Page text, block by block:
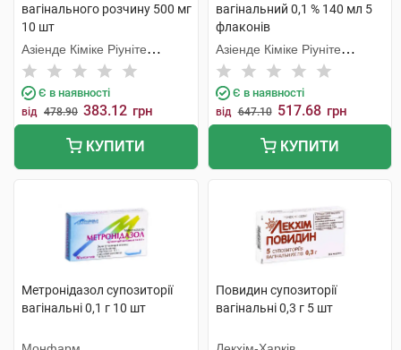
вагінального розчину 500 мг
10 шт
Азіенде Кіміке Ріуніте
Анжеліні Франческо
Є в наявності
від 478.90 383.12 грн
КУПИТИ
вагінальний 0,1 % 140 мл 5
флаконів
Азіенде Кіміке Ріуніте
Анжеліні Франческо
Є в наявності
від 647.10 517.68 грн
КУПИТИ
Метронідазол супозиторії
вагінальні 0,1 г 10 шт
Повидин супозиторії
вагінальні 0,3 г 5 шт